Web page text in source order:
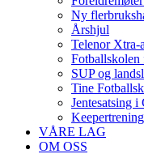
Ny
Årshjul
Telenor Xtra-
Fotballskolen
SUP og
Tine
Jentesatsing i
VÅRE LAG
OM OSS